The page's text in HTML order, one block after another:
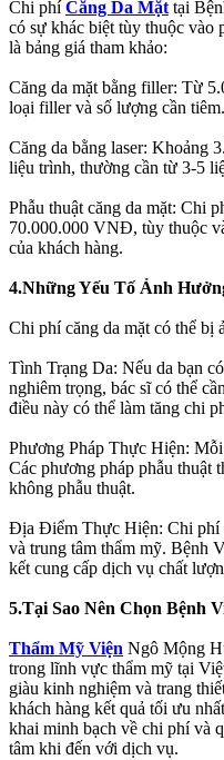
Chi phíCăng Da Mặt tại
có sự khác biệt tùy thuộc vào
là bảng giá tham khảo:
Căng da mặt bằng filler: Từ
loại filler và số lượng cần tiêm.
Căng da bằng laser: Khoảng
liệu trình, thường cần từ 3-5
Phẫu thuật căng da mặt: Chi
70.000.000 VNĐ, tùy thuộc
của khách hàng.
4.Những Yếu Tố Ảnh
Chi phí căng da mặt có thể bị
Tình Trạng Da: Nếu da bạn
nghiêm trọng, bác sĩ có thể
điều này có thể làm tăng chi
Phương Pháp Thực Hiện:
Các phương pháp phẫu thuật
không phẫu thuật.
Địa Điểm Thực Hiện: Chi phí
và trung tâm thẩm mỹ. Bệnh
kết cung cấp dịch vụ chất
5.Tại Sao Nên Chọn Bệnh
Thẩm Mỹ Viện Ngô Mộng
trong lĩnh vực thẩm mỹ tại
giàu kinh nghiệm và trang
khách hàng kết quả tối ưu
khai minh bạch về chi phí và
tâm khi đến với dịch vụ.